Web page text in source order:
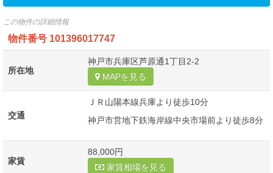
この物件の詳細情報
物件番号 101396017747
所在地
神戸市兵庫区芦原通1丁目2-2
MAPを見る
交通
ＪＲ山陽本線兵庫より徒歩10分
神戸市営地下鉄海岸線中央市場前より徒歩8分
家賃
88,000円
家賃相場を見る